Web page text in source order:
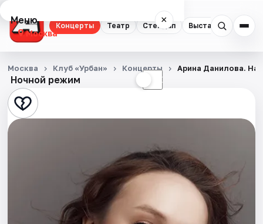
Концерты Театр Стендап Выставки
Меню ×
Москва
Концерты
Театр
Стендап
Ночной режим ☾
Москва Клуб «Урбан» Концерты Арина Данилова.